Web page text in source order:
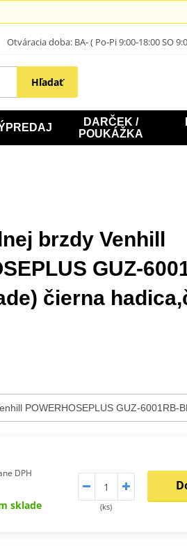
Otváracia doba: BA- ( Po-Pi 9:00-18:00 SO
Hľadať
DARČEK /
POUKÁŽKA
brzdy Venhill
GUZ-
čierna
DPH
sklade (ks)